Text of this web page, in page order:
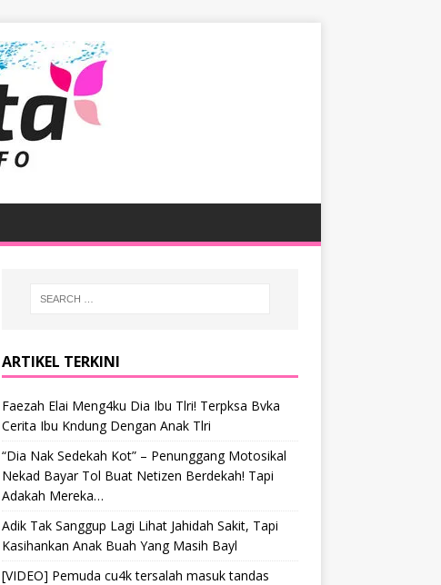
ARTIKEL TERKINI
Faezah Elai Meng4ku Dia Ibu Tlri! Terpksa Bvka
Cerita Ibu Kndung Dengan Anak Tlri
“Dia Nak Sedekah Kot” – Penunggang Motosikal
Nekad Bayar Tol Buat Netizen Berdekah! Tapi
Adakah Mereka…
Adik Tak Sanggup Lagi Lihat Jahidah Sakit, Tapi
Kasihankan Anak Buah Yang Masih Bayl
[VIDEO] Pemuda cu4k tersalah masuk tandas